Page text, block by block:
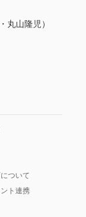
丸山隆児）
ついて
ト連携